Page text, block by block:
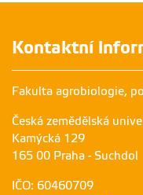
Kontaktní
Fakulta agrobiologie,
Česká zemědělská
Kamýcká 129
165 00 Praha - Suchdol
IČO: 60460709